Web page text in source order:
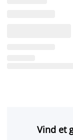
Vind et